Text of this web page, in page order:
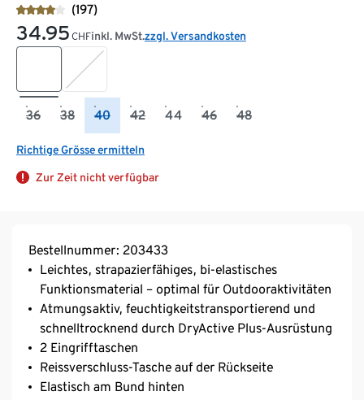
(197)
34.95 CHFinkl. MwSt.zzgl. Versandkosten
36 38 40 42 44 46 48
Richtige Grösse ermitteln
Zur Zeit nicht verfügbar
Bestellnummer: 203433
Leichtes, strapazierfähiges, bi-elastisches
Funktionsmaterial – optimal für Outdooraktivitäten
Atmungsaktiv, feuchtigkeitstransportierend und
schnelltrocknend durch DryActive Plus-Ausrüstung
2 Eingrifftaschen
Reissverschluss-Tasche auf der Rückseite
Elastisch am Bund hinten